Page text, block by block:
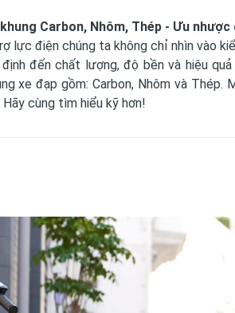
Carbon, Nhôm, Thép - Ưu nhược
lực điện chúng ta không chỉ nhìn vào
đến chất lượng, độ bền và hiệu
xe đạp gồm: Carbon, Nhôm và Thép.
Hãy cùng tìm hiểu kỹ hơn!